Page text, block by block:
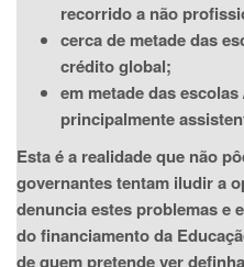
recorrido a não
cerca de metade das
crédito global;
em metade das
principalmente
Esta é a realidade que não
governantes tentam iludir a
denuncia estes problemas e
do financiamento da
de quem pretende ver